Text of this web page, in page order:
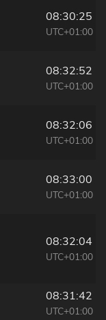
08:30:25
UTC+01:00
08:32:52
UTC+01:00
08:32:06
UTC+01:00
08:33:00
UTC+01:00
08:32:04
UTC+01:00
08:31:42
UTC+01:00